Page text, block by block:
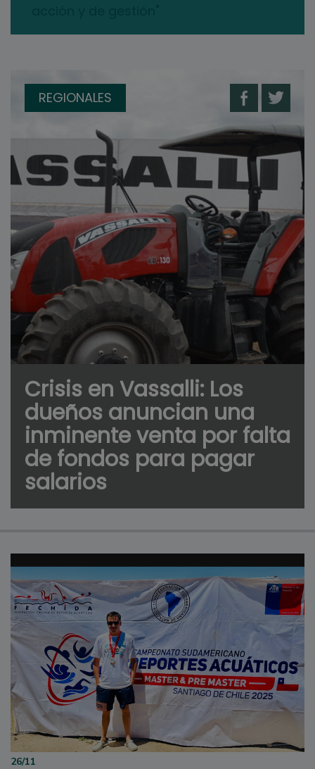
REGIONALES
Crisis en Vassalli: Los
dueños anuncian una
inminente venta por falta
de fondos para pagar
salarios
26/11